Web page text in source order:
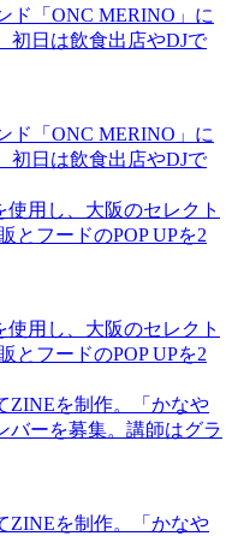
ド「ONC MERINO」に
初日は飲食出店やDJで
ド「ONC MERINO」に
初日は飲食出店やDJで
使用し、大阪のセレクト
とフードのPOP UPを2
使用し、大阪のセレクト
とフードのPOP UPを2
ZINEを制作。「かなや
バーを募集。講師はグラ
ZINEを制作。「かなや